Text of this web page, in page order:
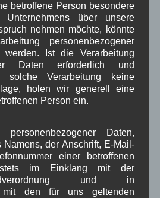
,Arbeitsgruppe 1-13 ,
Bauvorhaben
Brauchtum Corona
Dorfleben
,Haushalt ,
Isarkies ,
,Landwirtschaft
betroffene Person besondere
Unternehmens über unsere
nehmen möchte, könnte
personenbezogener
werden. Ist die Verarbeitung
Daten erforderlich und
Verarbeitung keine
holen wir generell eine
Person ein.
personenbezogener Daten,
Namens, der Anschrift, E-Mail-
einer betroffenen
im Einklang mit der
und in
mit den für uns geltenden